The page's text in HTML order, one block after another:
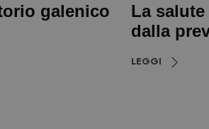
galenico
La
dalla
LEGGI